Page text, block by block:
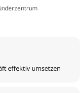
effektiv umsetzen